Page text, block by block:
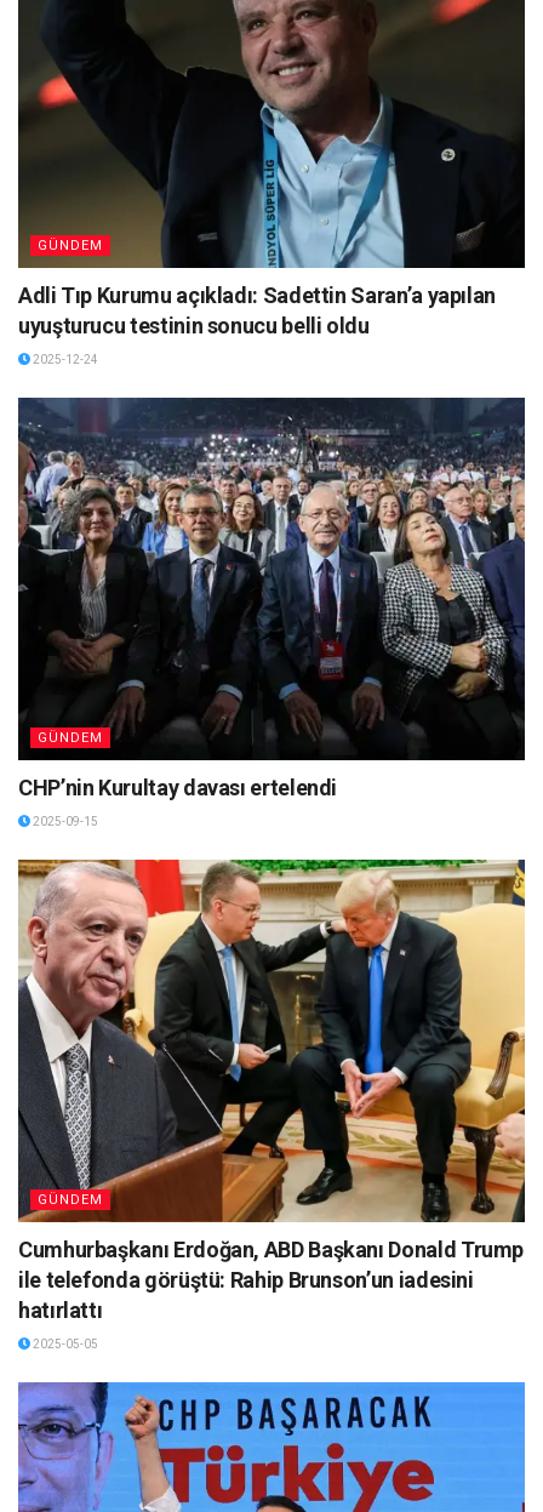
GÜNDEM
Adli Tıp Kurumu açıkladı: Sadettin Saran’a yapılan
uyuşturucu testinin sonucu belli oldu
2025-12-24
GÜNDEM
CHP’nin Kurultay davası ertelendi
2025-09-15
GÜNDEM
Cumhurbaşkanı Erdoğan, ABD Başkanı Donald Trump
ile telefonda görüştü: Rahip Brunson’un iadesini
hatırlattı
2025-05-05